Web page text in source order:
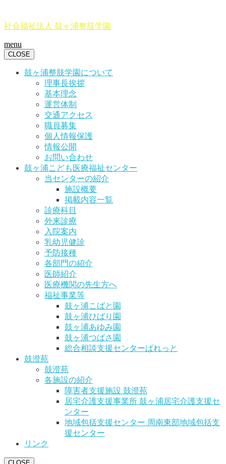
社会福祉法人 鼓ヶ浦整肢学園
menu
CLOSE
鼓ヶ浦整肢学園について
理事長挨拶
基本理念
運営体制
交通アクセス
職員募集
個人情報保護
情報公開
お問い合わせ
鼓ヶ浦こども医療福祉センター
当センターの紹介
施設概要
掲載内容一覧
診療科目
外来診療
入院案内
乳幼児健診
予防接種
各部門の紹介
医師紹介
医療機関の先生方へ
福祉事業等
鼓ヶ浦こばと園
鼓ヶ浦ひばり園
鼓ヶ浦あゆみ園
鼓ヶ浦つばさ園
総合相談支援センターぱれっと
鼓澄苑
鼓澄苑
各施設の紹介
障害者支援施設 鼓澄苑
居宅介護支援事業所 鼓ヶ浦居宅介護支援セ
ンター
地域包括支援センター 周南東部地域包括支
援センター
リンク